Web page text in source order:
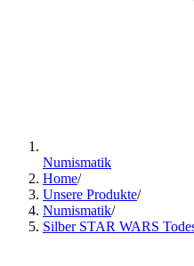
Numismatik
Home/
Unsere Produkte/
Numismatik/
Silber STAR WARS